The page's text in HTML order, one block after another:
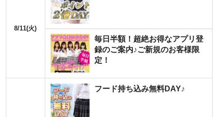
8/11(火)
毎日半額！超絶お得なアプリ登
録のご案内♪ご新規のお客様限
定！
フード持ち込み無料DAY♪